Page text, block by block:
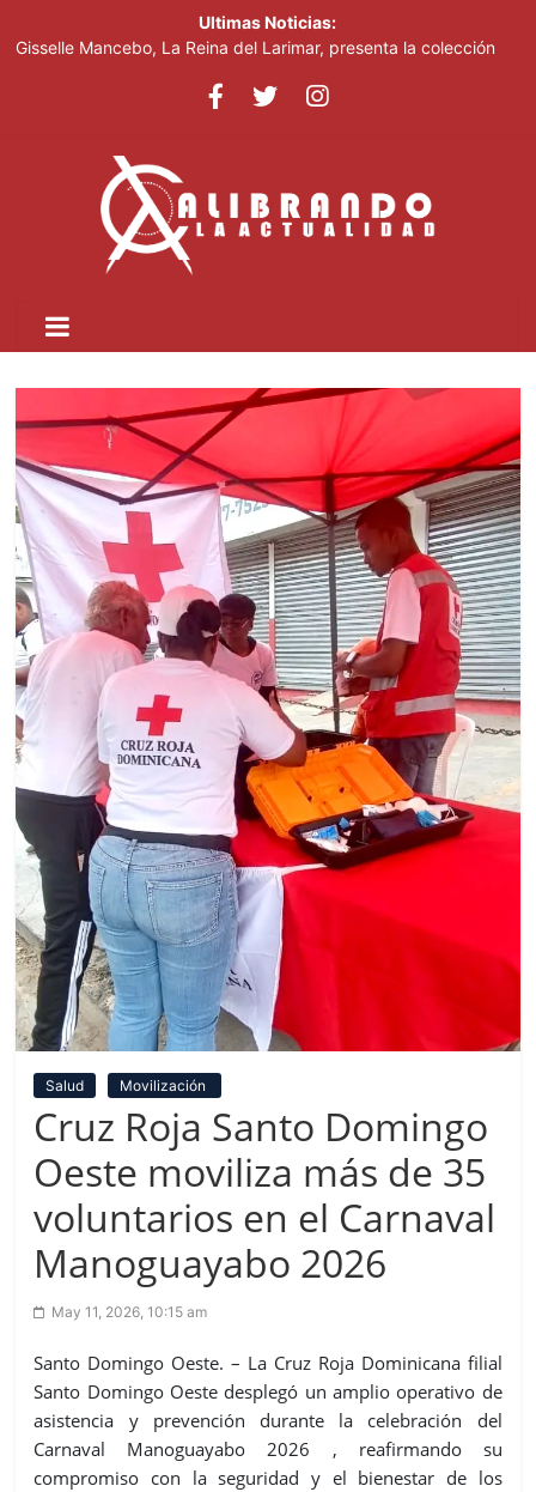
Ultimas Noticias:
Gisselle Mancebo, La Reina del Larimar, presenta la colección
Un año después, la Guardia Nacional que desplegó Trump sigue
Alcalde del Año en la Cumbre Latinoamericana de Nueva York
Mamdani despide a empleados haitianos con TPS tras el fin del
programa migratorio
Mueren mujer y bebé de cinco meses tras volcarse una
embarcación cerca de Liberty Island
Salud Movilización
Cruz Roja Santo Domingo
Oeste moviliza más de 35
voluntarios en el Carnaval
Manoguayabo 2026
May 11, 2026, 10:15 am
Santo Domingo Oeste. – La Cruz Roja Dominicana filial
Santo Domingo Oeste desplegó un amplio operativo de
asistencia y prevención durante la celebración del
Carnaval Manoguayabo 2026 , reafirmando su
compromiso con la seguridad y el bienestar de los